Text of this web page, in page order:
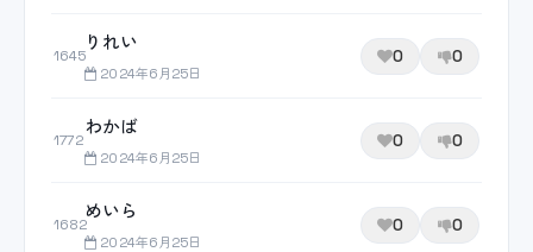
1645
りれい
2024年6月25日
0 0
1772
わかば
2024年6月25日
0 0
1682
めいら
2024年6月25日
0 0